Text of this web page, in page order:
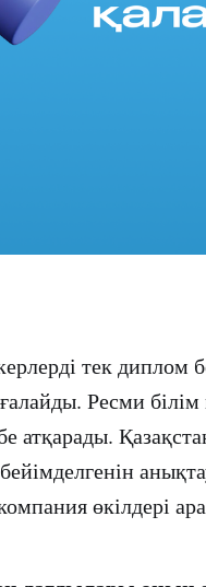
тек
Ресми
атқарады.
өкілдері